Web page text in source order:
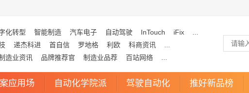
化转型 智能制造 汽车电子 自动驾驶 InTouch iFix
递杰科进 首自信 罗地格 利欧 科商资讯
造业资讯 品牌推荐官 制造业品荐 百站网络
应用场 自动化学院派 驾驶自动化 推好新品榜